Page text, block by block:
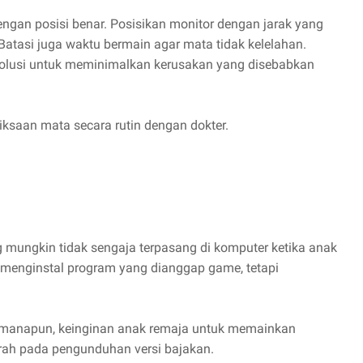
posisi benar. Posisikan monitor dengan jarak yang
juga waktu bermain agar mata tidak kelelahan.
untuk meminimalkan kerusakan yang disebabkan
mata secara rutin dengan dokter.
tidak sengaja terpasang di komputer ketika anak
program yang dianggap game, tetapi
keinginan anak remaja untuk memainkan
pada pengunduhan versi bajakan.